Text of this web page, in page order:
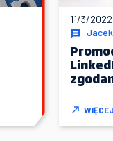
11/3/2022
WIĘCEJ